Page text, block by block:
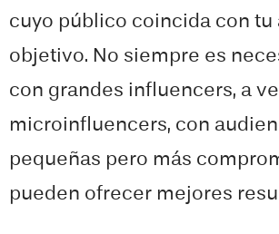
cuyo público coincida con tu
objetivo. No siempre es
con grandes influencers, a
microinfluencers, con
pequeñas pero más
pueden ofrecer mejores